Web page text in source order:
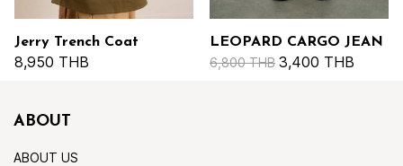
Jerry Trench Coat
8,950 THB
LEOPARD CARGO JEAN
6,800 THB 3,400 THB
ABOUT
ABOUT US